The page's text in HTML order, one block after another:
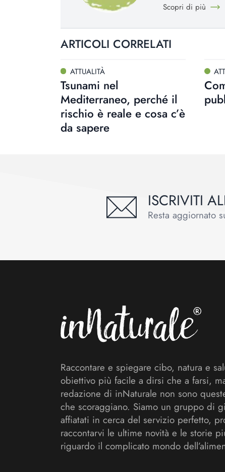
Scopri di più
ARTICOLI CORRELATI
ATTUALITÀ
Tsunami nel
Mediterraneo, perché il
rischio è reale e cosa c’è
da sapere
ISCRIVITI
Resta aggiornato
Raccontare e spiegare cibo, natura e
obiettivo più facile a dirsi che a farsi,
redazione di inNaturale non sono
che scoraggiano. Siamo un gruppo di
affiatati in cerca del servizio perfetto,
raccontarvi le ultime novità e le storie
riguardo il complicato mondo